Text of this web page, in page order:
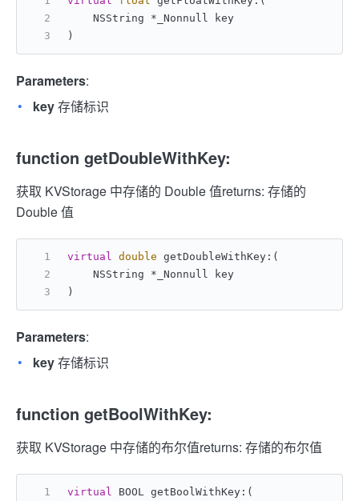
    NSString *_Nonnull key
)
Parameters:
key存储标识
function getDoubleWithKey:
获取 KVStorage 中存储的 Double 值returns: 存储的
Double 值
virtual double getDoubleWithKey:(
    NSString *_Nonnull key
)
Parameters:
key存储标识
function getBoolWithKey:
获取 KVStorage 中存储的布尔值returns: 存储的布尔值
virtual BOOL getBoolWithKey:(